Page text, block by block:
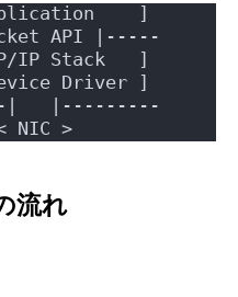
]
API |-----
IP Stack   ]
Driver ]
|   |---------
NIC >
流れ